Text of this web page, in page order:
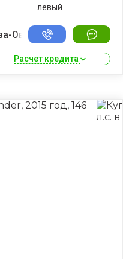
левый
Овсеенко
Расчет кредита